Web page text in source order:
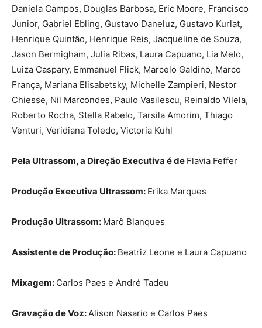
Daniela Campos, Douglas Barbosa, Eric Moore, Francisco
Junior, Gabriel Ebling, Gustavo Daneluz, Gustavo Kurlat,
Henrique Quintão, Henrique Reis, Jacqueline de Souza,
Jason Bermigham, Julia Ribas, Laura Capuano, Lia Melo,
Luiza Caspary, Emmanuel Flick, Marcelo Galdino, Marco
França, Mariana Elisabetsky, Michelle Zampieri, Nestor
Chiesse, Nil Marcondes, Paulo Vasilescu, Reinaldo Vilela,
Roberto Rocha, Stella Rabelo, Tarsila Amorim, Thiago
Venturi, Veridiana Toledo, Victoria Kuhl
Pela Ultrassom, a Direção Executiva é de Flavia Feffer
Produção Executiva Ultrassom: Erika Marques
Produção Ultrassom: Marô Blanques
Assistente de Produção: Beatriz Leone e Laura Capuano
Mixagem: Carlos Paes e André Tadeu
Gravação de Voz:Alison Nasario e Carlos Paes